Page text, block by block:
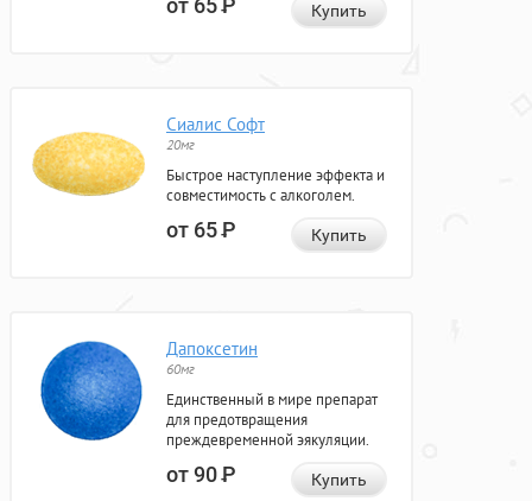
от 65Р Купить
Сиалис Софт
20мг
Быстрое наступление эффекта и
совместимость с алкоголем.
от 65Р Купить
Дапоксетин
60мг
Единственный в мире препарат
для предотвращения
преждевременной эякуляции.
от 90Р Купить